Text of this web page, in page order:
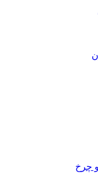
و چرخ